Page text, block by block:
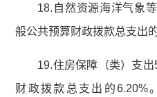
18.自然资源海洋气象
般公共预算财政拨款总支出
19.住房保障（类）支
财政拨款总支出的6.20%